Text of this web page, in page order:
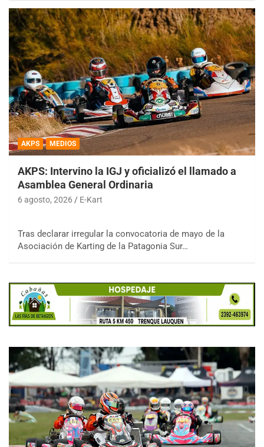
AKPS MEDIOS
AKPS: Intervino la IGJ y oficializó el llamado a
Asamblea General Ordinaria
6 agosto, 2026 E-Kart
Tras declarar irregular la convocatoria de mayo de la
Asociación de Karting de la Patagonia Sur…